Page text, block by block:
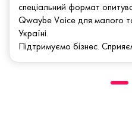
спеціальний формат
Qwaybe Voice для малого
Україні.
Підтримуємо бізнес.